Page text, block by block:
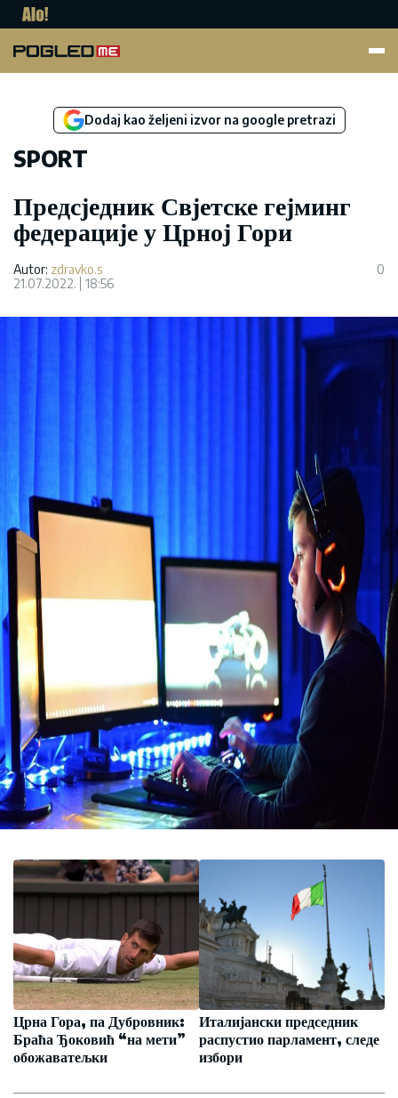
Dodaj kao željeni izvor na google pretrazi
SPORT
Предсједник Свјетске гејминг
федерације у Црној Гори
Autor: zdravko.s
21.07.2022.
18:56
0
Црна Гора, па Дубровник:
Браћа Ђоковић “на мети”
обожаватељки
Италијански председник
распустио парламент, следе
избори